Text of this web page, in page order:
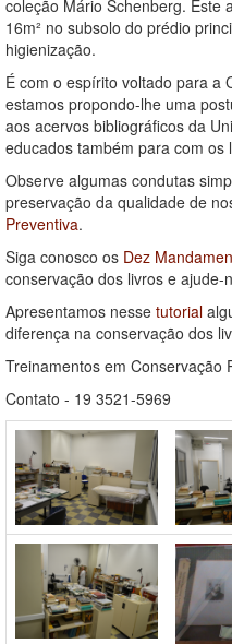
coleção Mário Schenberg. Este
16m² no subsolo do prédio
higienização.
É com o espírito voltado para a
estamos propondo-lhe uma
aos acervos bibliográficos da
educados também para com os
Observe algumas condutas
preservação da qualidade de
Preventiva.
Siga conosco os Dez
conservação dos livros e
Apresentamos nesse tutorial
diferença na conservação dos
Treinamentos em Conservação
Contato - 19 3521-5969